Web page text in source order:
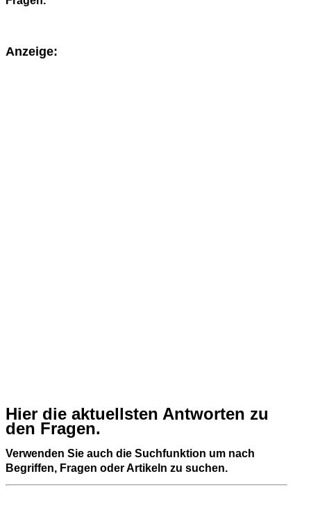
Anzeige:
Hier die aktuellsten Antworten zu
den Fragen.
Verwenden Sie auch die Suchfunktion um nach
Begriffen, Fragen oder Artikeln zu suchen.